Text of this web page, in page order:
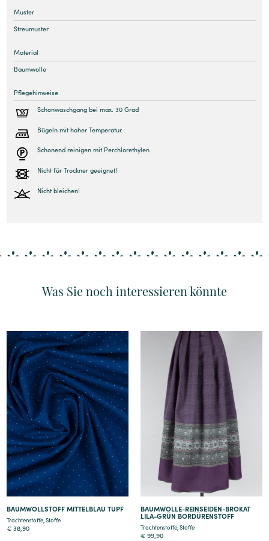
Muster
Streumuster
Material
Baumwolle
Pflegehinweise
Schonwaschgang bei max. 30 Grad
Bügeln mit hoher Temperatur
Schonend reinigen mit Perchlorethylen
Nicht für Trockner geeignet!
Nicht bleichen!
Was Sie noch interessieren könnte
Details
BAUMWOLLSTOFF MITTELBLAU TUPF
Trachtenstoffe ,Stoffe
€ 38,90
Details
BAUMWOLLE-REINSEIDEN-BROKAT
LILA-GRÜN BORDÜRENSTOFF
Trachtenstoffe ,Stoffe
€ 99,90